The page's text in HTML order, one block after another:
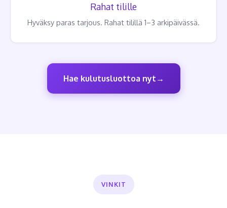
Rahat tilille
Hyväksy paras tarjous. Rahat tilillä 1–3 arkipäivässä.
Hae kulutusluottoa nyt
VINKIT